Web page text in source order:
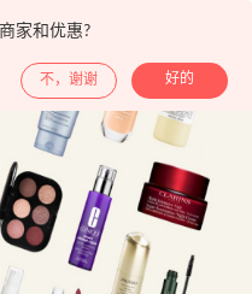
商家 社区
家和优惠?
不，谢谢 好的